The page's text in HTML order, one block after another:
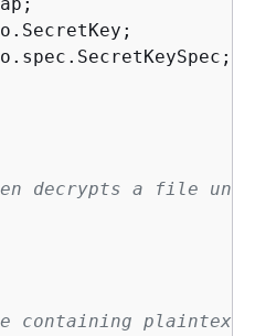
decrypts a file
containing plaintext